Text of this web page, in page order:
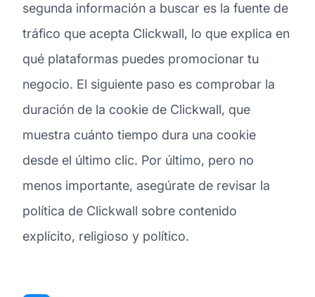
segunda información a buscar es la fuente de
tráfico que acepta Clickwall, lo que explica en
qué plataformas puedes promocionar tu
negocio. El siguiente paso es comprobar la
duración de la cookie de Clickwall, que
muestra cuánto tiempo dura una cookie
desde el último clic. Por último, pero no
menos importante, asegúrate de revisar la
política de Clickwall sobre contenido
explícito, religioso y político.